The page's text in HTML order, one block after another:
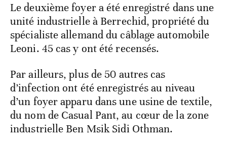
Le deuxième foyer a été enregistré dans une
unité industrielle à Berrechid, propriété du
spécialiste allemand du câblage automobile
Leoni. 45 cas y ont été recensés.
Par ailleurs, plus de 50 autres cas
d’infection ont été enregistrés au niveau
d’un foyer apparu dans une usine de textile,
du nom de Casual Pant, au cœur de la zone
industrielle Ben Msik Sidi Othman.